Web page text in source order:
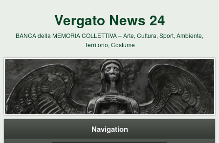
Vergato News 24
BANCA della MEMORIA COLLETTIVA – Arte, Cultura, Sport, Ambiente,
Territorio, Costume
Navigation